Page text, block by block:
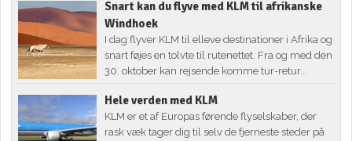
Snart kan du flyve med KLM til afrikanske
Windhoek
I dag flyver KLM til elleve destinationer i Afrika og
snart føjes en tolvte til rutenettet. Fra og med den
30. oktober kan rejsende komme tur-retur...
Hele verden med KLM
KLM er et af Europas førende flyselskaber, der
rask væk tager dig til selv de fjerneste steder på